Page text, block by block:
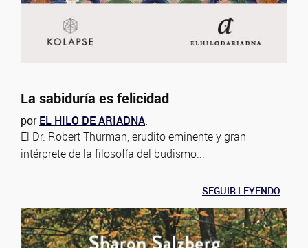
La sabiduría es felicidad
porEL HILO DE ARIADNA.
El Dr. Robert Thurman, erudito eminente y gran
intérprete de la filosofía del budismo...
SEGUIR LEYENDO